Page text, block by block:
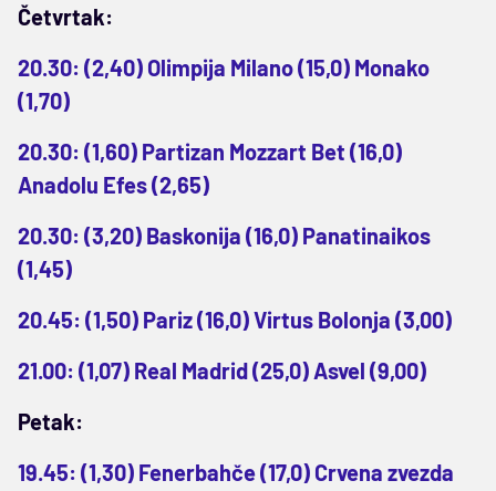
Četvrtak:
20.30: (2,40) Olimpija Milano (15,0) Monako
(1,70)
20.30: (1,60) Partizan Mozzart Bet (16,0)
Anadolu Efes (2,65)
20.30: (3,20) Baskonija (16,0) Panatinaikos
(1,45)
20.45: (1,50) Pariz (16,0) Virtus Bolonja (3,00)
21.00: (1,07) Real Madrid (25,0) Asvel (9,00)
Petak:
19.45: (1,30) Fenerbahče (17,0) Crvena zvezda